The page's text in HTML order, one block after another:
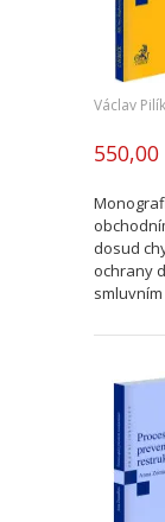
Václav
550,00
dosud
ochrany